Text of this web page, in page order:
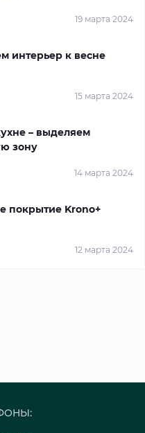
19 марта 2024
15 марта 2024
интерьер к весне
14 марта 2024
– выделяем
зону
12 марта 2024
покрытие Krono+